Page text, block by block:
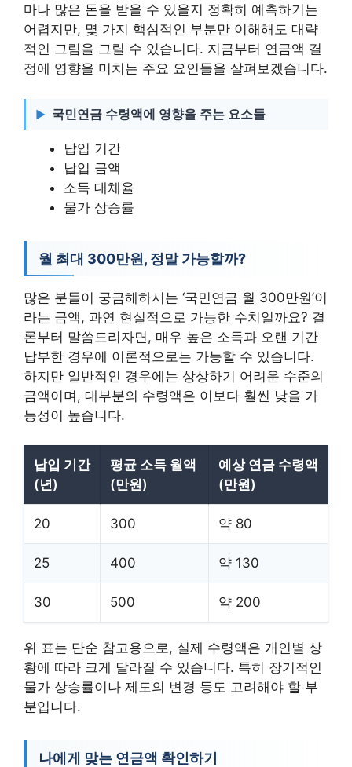
마나 많은 돈을 받을 수 있을지 정확히 예측하기는
어렵지만, 몇 가지 핵심적인 부분만 이해해도 대략
적인 그림을 그릴 수 있습니다. 지금부터 연금액 결
정에 영향을 미치는 주요 요인들을 살펴보겠습니다.
국민연금 수령액에 영향을 주는 요소들
납입 기간
납입 금액
소득 대체율
물가 상승률
월 최대 300만원, 정말 가능할까?
많은 분들이 궁금해하시는 ‘국민연금 월 300만원’이
라는 금액, 과연 현실적으로 가능한 수치일까요? 결
론부터 말씀드리자면, 매우 높은 소득과 오랜 기간
납부한 경우에 이론적으로는 가능할 수 있습니다.
하지만 일반적인 경우에는 상상하기 어려운 수준의
금액이며, 대부분의 수령액은 이보다 훨씬 낮을 가
능성이 높습니다.
납입 기간
(년)
평균 소득 월액
(만원)
예상 연금 수령액
(만원)
20 300 약 80
25 400 약 130
30 500 약 200
위 표는 단순 참고용으로, 실제 수령액은 개인별 상
황에 따라 크게 달라질 수 있습니다. 특히 장기적인
물가 상승률이나 제도의 변경 등도 고려해야 할 부
분입니다.
나에게 맞는 연금액 확인하기